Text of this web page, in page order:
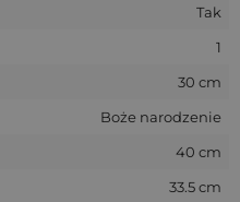
Tak
1
30 cm
Boże narodzenie
40 cm
33.5 cm